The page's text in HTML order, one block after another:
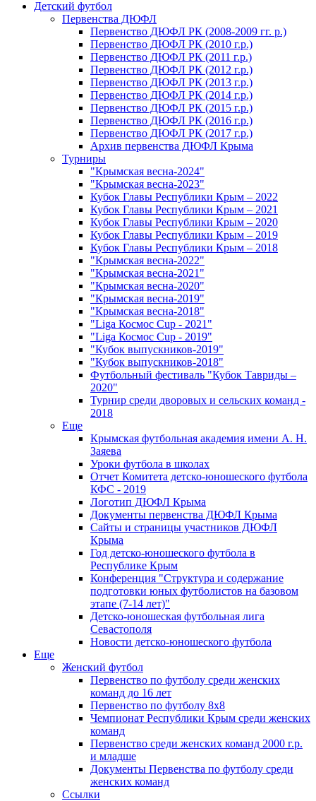
Детский футбол
Первенства ДЮФЛ
Первенство ДЮФЛ РК (2008-2009 гг. р.)
Первенство ДЮФЛ РК (2010 г.р.)
Первенство ДЮФЛ РК (2011 г.р.)
Первенство ДЮФЛ РК (2012 г.р.)
Первенство ДЮФЛ РК (2013 г.р.)
Первенство ДЮФЛ РК (2014 г.р.)
Первенство ДЮФЛ РК (2015 г.р.)
Первенство ДЮФЛ РК (2016 г.р.)
Первенство ДЮФЛ РК (2017 г.р.)
Архив первенства ДЮФЛ Крыма
Турниры
"Крымская весна-2024"
"Крымская весна-2023"
Кубок Главы Республики Крым – 2022
Кубок Главы Республики Крым – 2021
Кубок Главы Республики Крым – 2020
Кубок Главы Республики Крым – 2019
Кубок Главы Республики Крым – 2018
"Крымская весна-2022"
"Крымская весна-2021"
"Крымская весна-2020"
"Крымская весна-2019"
"Крымская весна-2018"
"Liga Космос Cup - 2021"
"Liga Космос Cup - 2019"
"Кубок выпускников-2019"
"Кубок выпускников-2018"
Футбольный фестиваль "Кубок Тавриды –
2020"
Турнир среди дворовых и сельских команд -
2018
Еще
Крымская футбольная академия имени А. Н.
Заяева
Уроки футбола в школах
Отчет Комитета детско-юношеского футбола
КФС - 2019
Логотип ДЮФЛ Крыма
Документы первенства ДЮФЛ Крыма
Сайты и страницы участников ДЮФЛ
Крыма
Год детско-юношеского футбола в
Республике Крым
Конференция "Структура и содержание
подготовки юных футболистов на базовом
этапе (7-14 лет)"
Детско-юношеская футбольная лига
Севастополя
Новости детско-юношеского футбола
Еще
Женский футбол
Первенство по футболу среди женских
команд до 16 лет
Первенство по футболу 8х8
Чемпионат Республики Крым среди женских
команд
Первенство среди женских команд 2000 г.р.
и младше
Документы Первенства по футболу среди
женских команд
Ссылки